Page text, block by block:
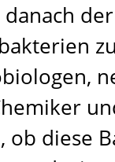
ob diese